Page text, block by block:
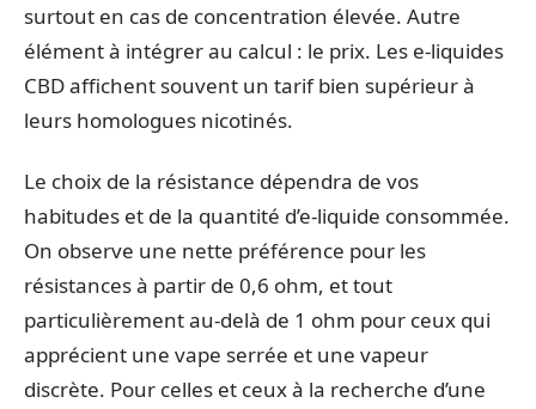
surtout en cas de concentration élevée. Autre
élément à intégrer au calcul : le prix. Les e-liquides
CBD affichent souvent un tarif bien supérieur à
leurs homologues nicotinés.
Le choix de la résistance dépendra de vos
habitudes et de la quantité d’e-liquide consommée.
On observe une nette préférence pour les
résistances à partir de 0,6 ohm, et tout
particulièrement au-delà de 1 ohm pour ceux qui
apprécient une vape serrée et une vapeur
discrète. Pour celles et ceux à la recherche d’une